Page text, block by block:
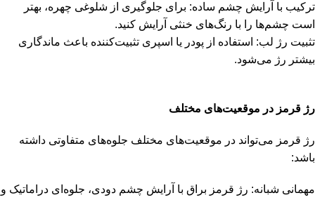
ترکیب با آرایش چشم ساده: برای جلوگیری از شلوغی چهره، بهتر
است چشم‌ها را با رنگ‌های خنثی آرایش کنید.
تثبیت رژ لب: استفاده از پودر یا اسپری تثبیت‌کننده باعث ماندگاری
بیشتر رژ می‌شود.
رژ قرمز در موقعیت‌های مختلف
رژ قرمز می‌تواند در موقعیت‌های مختلف جلوه‌های متفاوتی داشته
باشد:
مهمانی شبانه: رژ قرمز براق با آرایش چشم دودی، جلوه‌ای دراماتیک و